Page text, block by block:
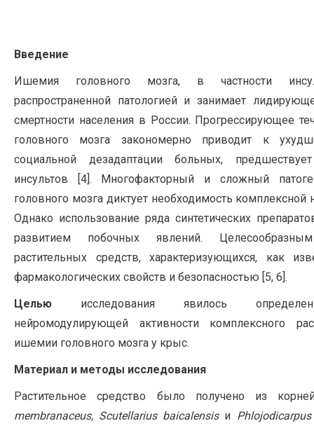
Введение
Ишемия головного мозга, в частности
распространенной патологией и занимает
смертности населения в России. Прогрессирующее
головного мозга закономерно приводит к
социальной дезадаптации больных,
инсультов [4]. Многофакторный и сложный
головного мозга диктует необходимость комплексной
Однако использование ряда синтетических
развитием побочных явлений.
растительных средств, характеризующихся, как
фармакологических свойств и безопасностью [5, 6].
Целью исследования явилось
нейромодулирующей активности комплексного
ишемии головного мозга у крыс.
Материал и методы исследования
Растительное средство было получено из
membranaceus, Scutellarius baicalensisи Phlojodicarpus